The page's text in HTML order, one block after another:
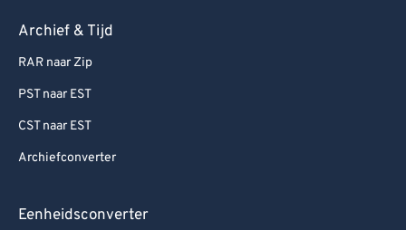
Archief & Tijd
RAR naar Zip
PST naar EST
CST naar EST
Archiefconverter
Eenheidsconverter